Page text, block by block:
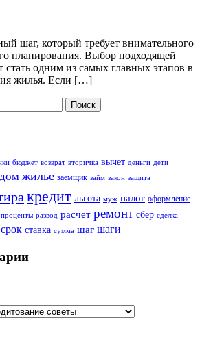
шаг, который требует внимательного
планирования. Выбор подходящей
одним из самых главных этапов в
жилья. Если […]
бюджет возврат вторичка вычет деньги дети
дом жилье заемщик займ закон защита
кредит льгота муж налог оформление
проценты развод расчет ремонт сбер сделка
срок ставка сумма шаг шаги